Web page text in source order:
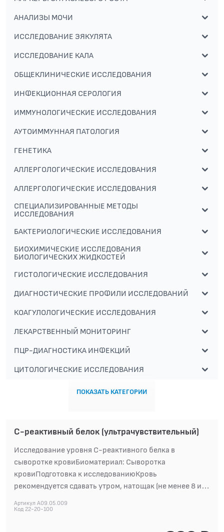
АНАЛИЗЫ МОЧИ
ИССЛЕДОВАНИЕ ЭЯКУЛЯТА
ИССЛЕДОВАНИЕ КАЛА
ОБЩЕКЛИНИЧЕСКИЕ ИССЛЕДОВАНИЯ
ИНФЕКЦИОННАЯ СЕРОЛОГИЯ
ИММУНОЛОГИЧЕСКИЕ ИССЛЕДОВАНИЯ
АУТОИММУННАЯ ПАТОЛОГИЯ
ГЕНЕТИКА
АЛЛЕРГОЛОГИЧЕСКИЕ ИССЛЕДОВАНИЯ
АЛЛЕРГОЛОГИЧЕСКИЕ ИССЛЕДОВАНИЯ
СПЕЦИАЛИЗИРОВАННЫЕ МЕТОДЫ
ИССЛЕДОВАНИЯ
БАКТЕРИОЛОГИЧЕСКИЕ ИССЛЕДОВАНИЯ
БИОХИМИЧЕСКИЕ ИССЛЕДОВАНИЯ
БИОЛОГИЧЕСКИХ ЖИДКОСТЕЙ
ГИСТОЛОГИЧЕСКИЕ ИССЛЕДОВАНИЯ
ДИАГНОСТИЧЕСКИЕ ПРОФИЛИ ИССЛЕДОВАНИЙ
КОАГУЛОЛОГИЧЕСКИЕ ИССЛЕДОВАНИЯ
ЛЕКАРСТВЕННЫЙ МОНИТОРИНГ
ПЦР-ДИАГНОСТИКА ИНФЕКЦИЙ
ЦИТОЛОГИЧЕСКИЕ ИССЛЕДОВАНИЯ
ПОКАЗАТЬ КАТЕГОРИИ
С-реактивный белок (ультрачувствительный)
Исследование уровня С-реактивного белка в
сыворотке кровиБиоматериал: Сыворотка
кровиПодготовка к исследованиюКровь
рекомендуется сдавать утром, натощак (не менее 8 и
негазированную воду), допустимо днем через 4 часа
Артикул A09.05.009
Код 22-20-100